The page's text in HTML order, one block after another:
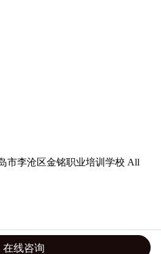
市李沧区金铭职业培训学校 All
在线咨询